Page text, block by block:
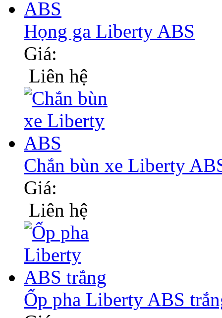
Họng ga Liberty ABS
Giá:
Liên hệ
Chắn bùn xe Liberty
Giá:
Liên hệ
Ốp pha Liberty ABS